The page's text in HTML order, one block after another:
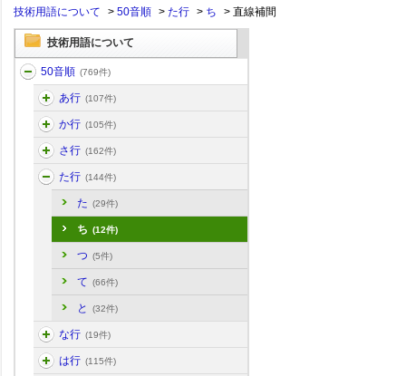
技術用語について > 50音順 > た行 > ち > 直線補間
技術用語について
50音順 (769件)
あ行 (107件)
か行 (105件)
さ行 (162件)
た行 (144件)
た (29件)
ち (12件)
つ (5件)
て (66件)
と (32件)
な行 (19件)
は行 (115件)